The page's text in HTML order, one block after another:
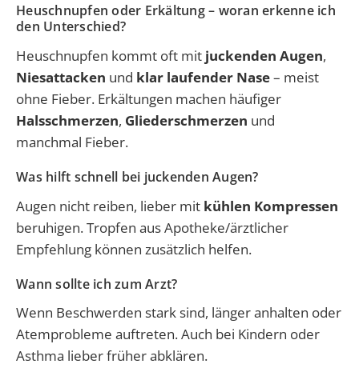
Heuschnupfen oder Erkältung – woran erkenne ich
den Unterschied?
Heuschnupfen kommt oft mit juckenden Augen,
Niesattacken und klar laufender Nase– meist
ohne Fieber. Erkältungen machen häufiger
Halsschmerzen, Gliederschmerzen und
manchmal Fieber.
Was hilft schnell bei juckenden Augen?
Augen nicht reiben, lieber mit kühlen Kompressen
beruhigen. Tropfen aus Apotheke/ärztlicher
Empfehlung können zusätzlich helfen.
Wann sollte ich zum Arzt?
Wenn Beschwerden stark sind, länger anhalten oder
Atemprobleme auftreten. Auch bei Kindern oder
Asthma lieber früher abklären.